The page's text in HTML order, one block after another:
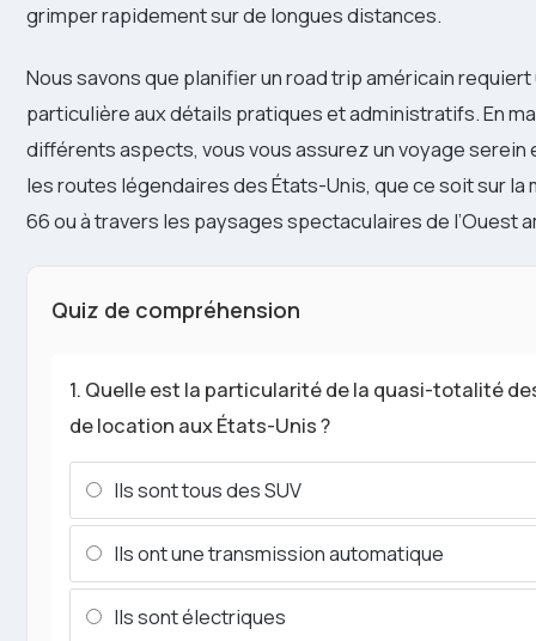
grimper rapidement sur de longues distances.
Nous savons que planifier un road trip américain
particulière aux détails pratiques et administratifs. En
différents aspects, vous vous assurez un voyage serein
les routes légendaires des États-Unis, que ce soit sur la
66 ou à travers les paysages spectaculaires de l’Ouest
Quiz de compréhension
1. Quelle est la particularité de la quasi-totalité
de location aux États-Unis ?
Ils sont tous des SUV
Ils ont une transmission automatique
Ils sont électriques